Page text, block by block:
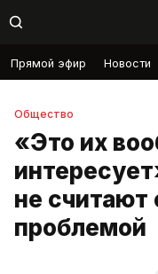
Прямой эфир Новости
Общество
«Это их
не считают
проблемой